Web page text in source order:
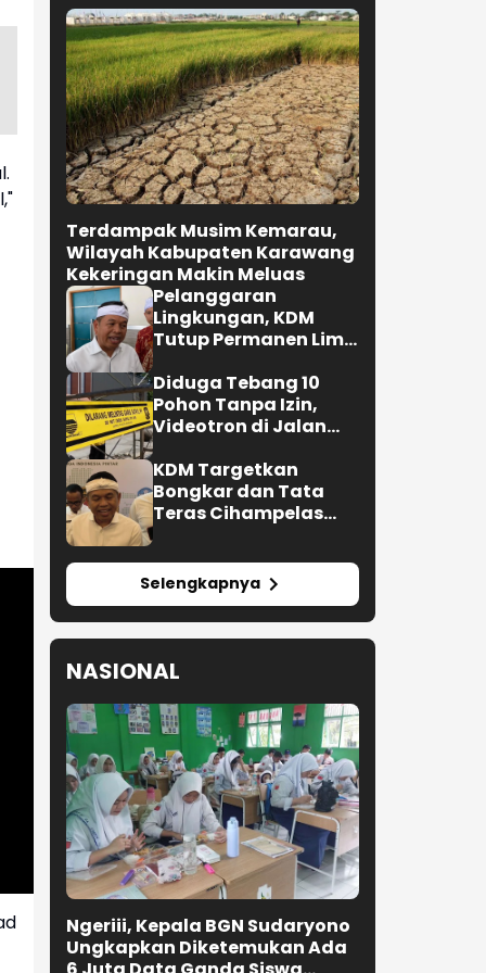
Terdampak Musim Kemarau,
Wilayah Kabupaten Karawang
Kekeringan Makin Meluas
Pelanggaran
Lingkungan, KDM
Tutup Permanen Lima
di Cipatat
Diduga Tebang 10
Pohon Tanpa Izin,
Videotron di Jalan
Bandung Disegel
KDM Targetkan
Bongkar dan Tata
Teras Cihampelas
Selengkapnya
NASIONAL
Ngeriii, Kepala BGN Sudaryono
Ungkapkan Diketemukan Ada